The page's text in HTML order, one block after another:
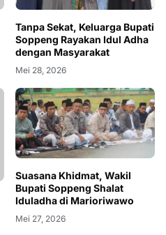
Tanpa Sekat, Keluarga Bupati
Soppeng Rayakan Idul Adha
dengan Masyarakat
Mei 28, 2026
Suasana Khidmat, Wakil
Bupati Soppeng Shalat
Iduladha di Marioriwawo
Mei 27, 2026